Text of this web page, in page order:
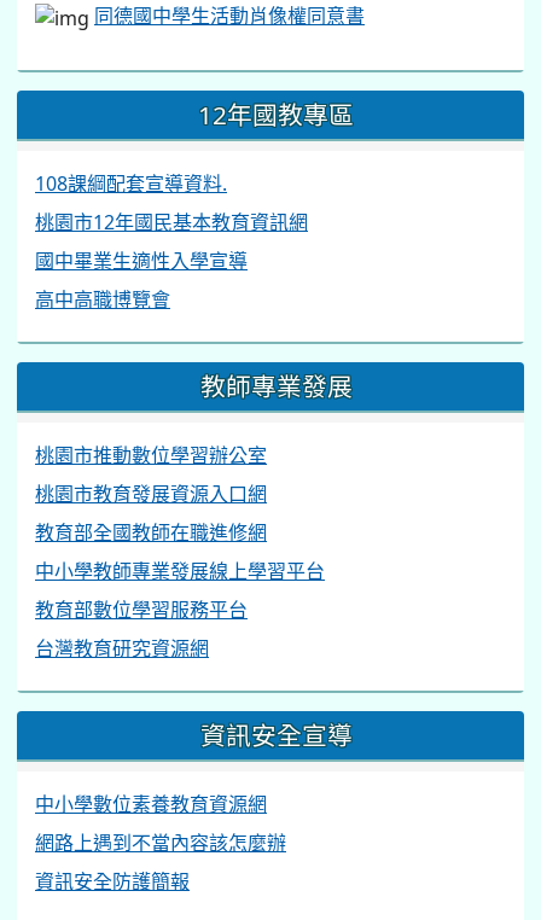
同德國中學生活動肖像權同意書
12年國教專區
108課綱配套宣導資料.
桃園市12年國民基本教育資訊網
國中畢業生適性入學宣導
高中高職博覽會
教師專業發展
桃園市推動數位學習辦公室
桃園市教育發展資源入口網
教育部全國教師在職進修網
中小學教師專業發展線上學習平台
教育部數位學習服務平台
台灣教育研究資源網
資訊安全宣導
中小學數位素養教育資源網
網路上遇到不當內容該怎麼辦
資訊安全防護簡報